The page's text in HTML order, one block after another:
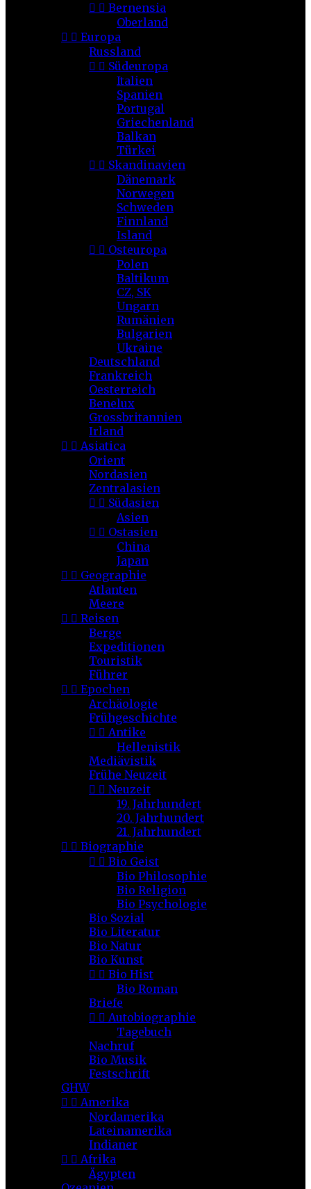
  Bernensia
Oberland
  Europa
Russland
  Südeuropa
Italien
Spanien
Portugal
Griechenland
Balkan
Türkei
  Skandinavien
Dänemark
Norwegen
Schweden
Finnland
Island
  Osteuropa
Polen
Baltikum
CZ, SK
Ungarn
Rumänien
Bulgarien
Ukraine
Deutschland
Frankreich
Oesterreich
Benelux
Grossbritannien
Irland
  Asiatica
Orient
Nordasien
Zentralasien
  Südasien
Asien
  Ostasien
China
Japan
  Geographie
Atlanten
Meere
  Reisen
Berge
Expeditionen
Touristik
Führer
  Epochen
Archäologie
Frühgeschichte
  Antike
Hellenistik
Mediävistik
Frühe Neuzeit
  Neuzeit
19. Jahrhundert
20. Jahrhundert
21. Jahrhundert
  Biographie
  Bio Geist
Bio Philosophie
Bio Religion
Bio Psychologie
Bio Sozial
Bio Literatur
Bio Natur
Bio Kunst
  Bio Hist
Bio Roman
Briefe
  Autobiographie
Tagebuch
Nachruf
Bio Musik
Festschrift
GHW
  Amerika
Nordamerika
Lateinamerika
Indianer
  Afrika
Ägypten